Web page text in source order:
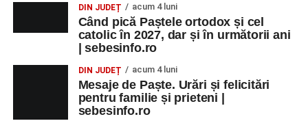
DIN JUDEȚ acum 4 luni
Când pică Paștele ortodox și cel
catolic în 2027, dar și în următorii ani
| sebesinfo.ro
DIN JUDEȚ acum 4 luni
Mesaje de Paște. Urări și felicitări
pentru familie și prieteni |
sebesinfo.ro